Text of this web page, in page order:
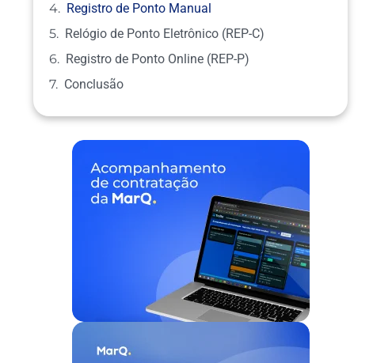
Registro de Ponto Manual
Relógio de Ponto Eletrônico (REP-C)
Registro de Ponto Online (REP-P)
Conclusão